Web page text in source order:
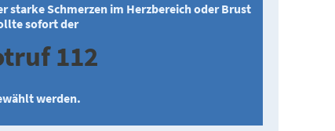
starke Schmerzen im Herzbereich oder Brust
sofort der
112
werden.